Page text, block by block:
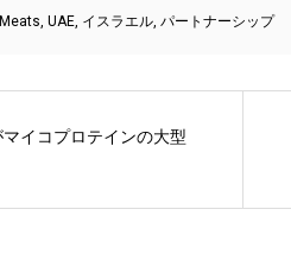
, UAE, イスラエル, パートナーシップ
イコプロテインの大型